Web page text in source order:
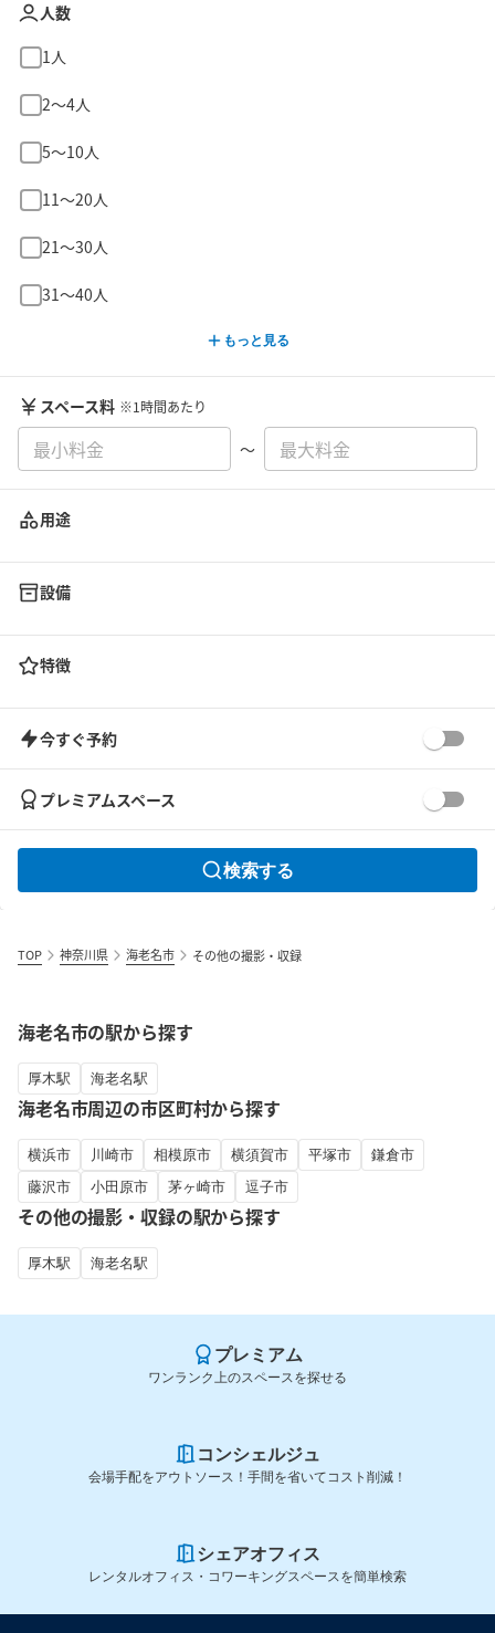
人数
1人
2〜4人
5〜10人
11〜20人
21〜30人
31〜40人
もっと見る
スペース料 ※1時間あたり
〜
用途
設備
特徴
今すぐ予約
プレミアムスペース
検索する
TOP 神奈川県 海老名市 その他の撮影・収録
海老名市の駅から探す
厚木駅 海老名駅
海老名市周辺の市区町村から探す
横浜市 川崎市 相模原市 横須賀市 平塚市
鎌倉市
藤沢市
小田原市 茅ヶ崎市 逗子市
その他の撮影・収録の駅から探す
厚木駅 海老名駅
プレミアム
ワンランク上のスペースを探せる
コンシェルジュ
会場手配をアウトソース！手間を省いてコスト削減！
シェアオフィス
レンタルオフィス・コワーキングスペースを簡単検索